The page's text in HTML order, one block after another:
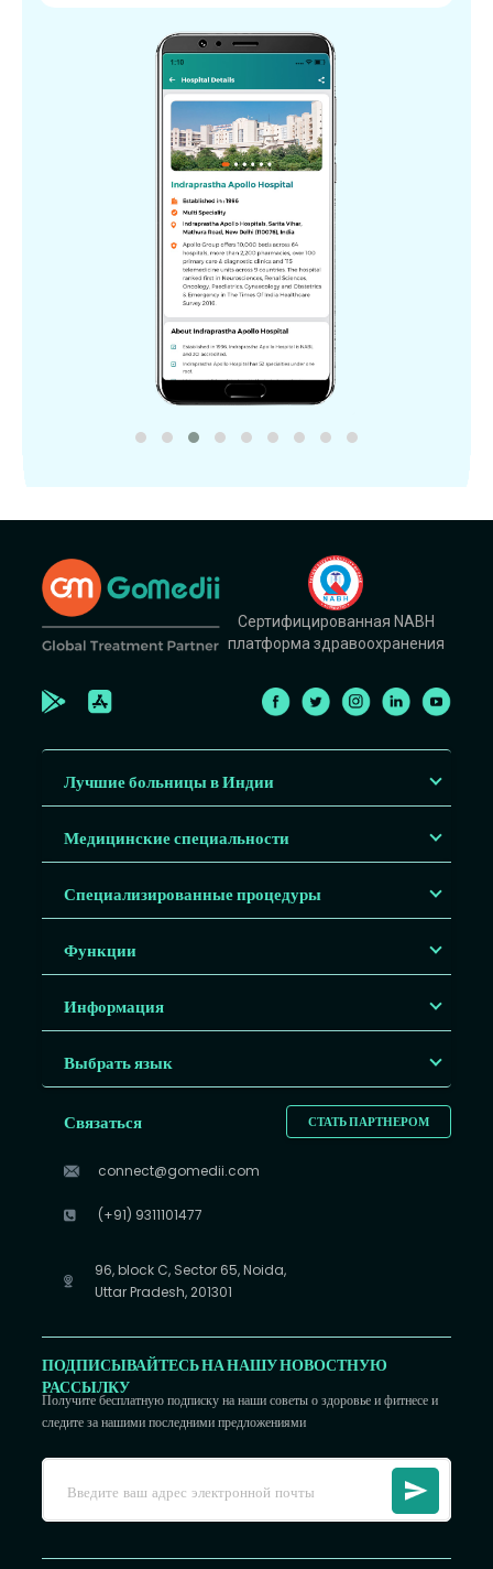
Сертифицированная NABH
платформа здравоохранения
Лучшие больницы в Индии
Медицинские специальности
Специализированные процедуры
Функции
Информация
Выбрать язык
СТАТЬ ПАРТНЕРОМ
Связаться
connect@gomedii.com
(+91) 9311101477
96, block C, Sector 65, Noida,
Uttar Pradesh, 201301
ПОДПИСЫВАЙТЕСЬ НА НАШУ НОВОСТНУЮ
РАССЫЛКУ
Получите бесплатную подписку на наши советы о здоровье и фитнесе и
следите за нашими последними предложениями